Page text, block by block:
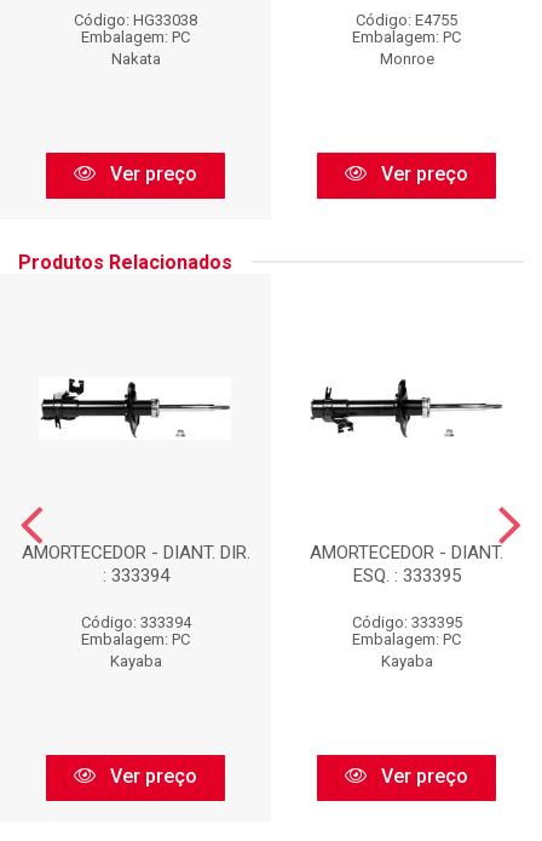
Código: HG33038
Embalagem: PC
Nakata
Ver preço
Código: E4755
Embalagem: PC
Monroe
Ver preço
Produtos Relacionados
AMORTECEDOR - DIANT. DIR.
: 333394
Código: 333394
Embalagem: PC
Kayaba
Ver preço
AMORTECEDOR - DIANT.
ESQ. : 333395
Código: 333395
Embalagem: PC
Kayaba
Ver preço